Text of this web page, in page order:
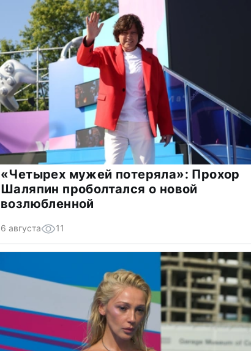
«Четырех мужей потеряла»: Прохор
Шаляпин проболтался о новой
возлюбленной
6 августа 11